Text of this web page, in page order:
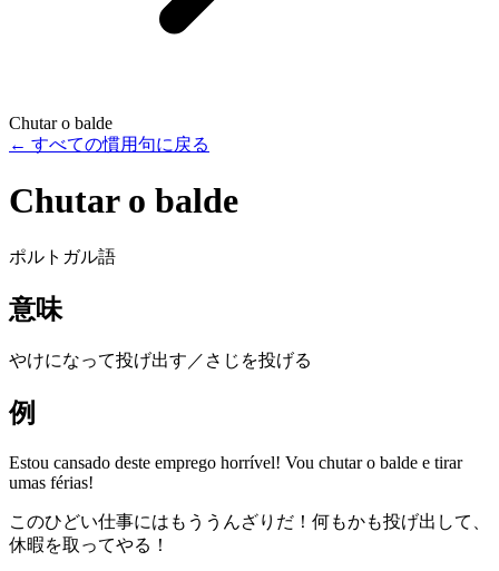
Chutar o balde
← すべての慣用句に戻る
Chutar o balde
ポルトガル語
意味
やけになって投げ出す／さじを投げる
例
Estou cansado deste emprego horrível! Vou chutar o balde e tirar
umas férias!
このひどい仕事にはもううんざりだ！何もかも投げ出して、
休暇を取ってやる！